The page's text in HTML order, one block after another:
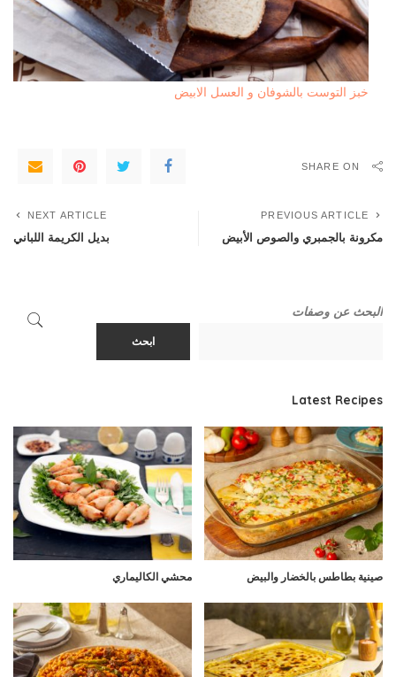
خبز التوست بالشوفان و العسل الابيض
SHARE ON
PREVIOUS ARTICLE
مكرونة بالجمبري والصوص الأبيض
NEXT ARTICLE
بديل الكريمة اللباني
البحث عن وصفات
ابحث
Latest Recipes
صينية بطاطس بالخضار والبيض محشي الكاليماري